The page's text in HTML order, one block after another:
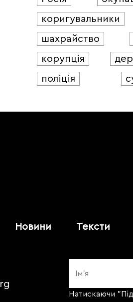
коригувальники
шахрайство
корупція
поліція
Новини Тексти
Натискаючи